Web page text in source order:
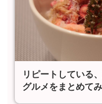
リピートしている
グルメをまとめて